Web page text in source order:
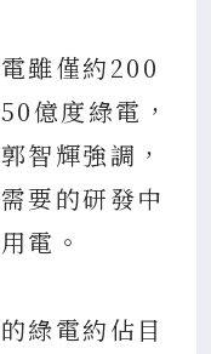
雖僅約200
億度綠電，
智輝強調，
要的研發中
電。
綠電約佔目